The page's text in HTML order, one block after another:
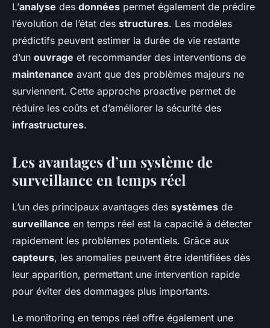
L’analyse des données permet également de prédire
l’évolution de l’état des structures. Les modèles
prédictifs peuvent estimer la durée de vie restante
d’un ouvrage et recommander des interventions de
maintenance avant que des problèmes majeurs ne
surviennent. Cette approche proactive permet de
réduire les coûts et d’améliorer la sécurité des
infrastructures.
Les avantages d’un système de
surveillance en temps réel
L’un des principaux avantages des systèmes de
surveillance en temps réel est la capacité à détecter
rapidement les problèmes potentiels. Grâce aux
capteurs, les anomalies peuvent être identifiées dès
leur apparition, permettant une intervention rapide
pour éviter des dommages plus importants.
Le monitoring en temps réel offre également une